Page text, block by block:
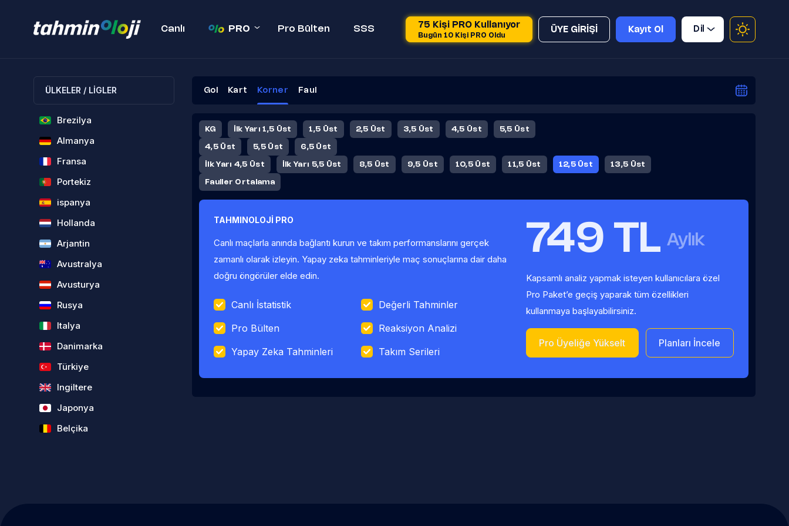
Canlı PRO Pro Bülten SSS 75 Kişi PRO Kullanıyor
Bugün 10 Kişi PRO Oldu
ÜYE GİRİŞİ Kayıt Ol Dil
ÜLKELER / LİGLER
Brezilya
Almanya
Fransa
Portekiz
ispanya
Hollanda
Arjantin
Avustralya
Avusturya
Rusya
Italya
Danimarka
Türkiye
Ingiltere
Japonya
Belçika
Gol Kart Korner Faul
KG İlk Yarı 1,5 Üst 1,5 Üst 2,5 Üst 3,5 Üst 4,5 Üst 5,5 Üst
4,5 Üst 5,5 Üst 6,5 Üst
İlk Yarı 4,5 Üst İlk Yarı 5,5 Üst 8,5 Üst 9,5 Üst 10,5 Üst 11,5 Üst 12,5 Üst 13,5 Üst
Fauller Ortalama
TAHMINOLOJİ PRO
Canlı maçlarla anında bağlantı kurun ve takım performanslarını gerçek
zamanlı olarak izleyin. Yapay zeka tahminleriyle maç sonuçlarına dair daha
doğru öngörüler elde edin.
Canlı İstatistik
Değerli Tahminler
Pro Bülten
Reaksiyon Analizi
Yapay Zeka Tahminleri
Takım Serileri
749 TL Aylık
Kapsamlı analiz yapmak isteyen kullanıcılara özel
Pro Paket’e geçiş yaparak tüm özellikleri
kullanmaya başlayabilirsiniz.
Pro Üyeliğe Yükselt Planları İncele